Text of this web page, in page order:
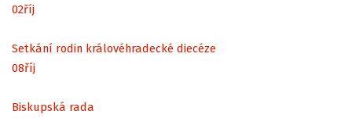
02říj
Setkání rodin královéhradecké diecéze
08říj
Biskupská rada